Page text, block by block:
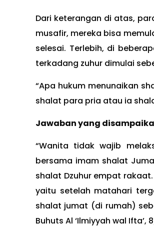
Dari keterangan di atas,
musafir, mereka bisa
selesai. Terlebih, di
terkadang zuhur dimulai
“Apa hukum menunaikan
shalat para pria atau ia
Jawaban yang
“Wanita tidak wajib
bersama imam shalat
shalat Dzuhur empat
yaitu setelah matahari
shalat jumat (di rumah)
Buhuts Al ‘Ilmiyyah wal Ifta’,